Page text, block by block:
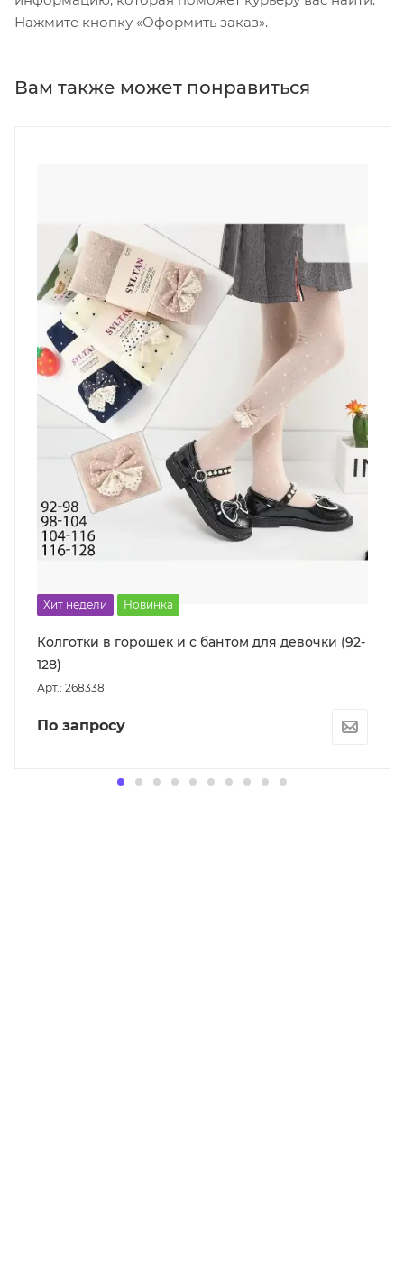
Нажмите кнопку «Оформить заказ».
Вам также может понравиться
Хит недели Новинка
Колготки в горошек и с бантом для девочки (92-
128)
Арт.: 268338
По запросу